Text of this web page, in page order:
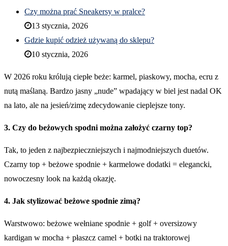
Czy można prać Sneakersy w pralce?
13 stycznia, 2026
Gdzie kupić odzież używaną do sklepu?
10 stycznia, 2026
W 2026 roku królują ciepłe beże: karmel, piaskowy, mocha, ecru z
nutą maślaną. Bardzo jasny „nude” wpadający w biel jest nadal OK
na lato, ale na jesień/zimę zdecydowanie cieplejsze tony.
3. Czy do beżowych spodni można założyć czarny top?
Tak, to jeden z najbezpieczniejszych i najmodniejszych duetów.
Czarny top + beżowe spodnie + karmelowe dodatki = elegancki,
nowoczesny look na każdą okazję.
4. Jak stylizować beżowe spodnie zimą?
Warstwowo: beżowe wełniane spodnie + golf + oversizowy
kardigan w mocha + płaszcz camel + botki na traktorowej